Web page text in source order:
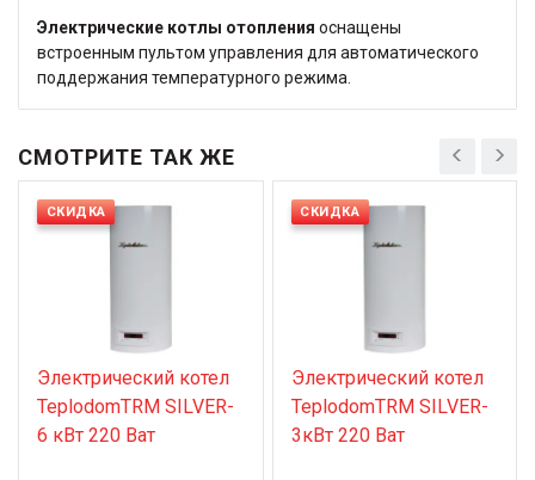
Электрические котлы отопления оснащены
встроенным пультом управления для автоматического
поддержания температурного режима.
СМОТРИТЕ ТАК ЖЕ
СКИДКА
Электрический котел
TeplodomTRM SILVER-
6 кВт 220 Ват
СКИДКА
Электрический котел
TeplodomTRM SILVER-
3кВт 220 Ват